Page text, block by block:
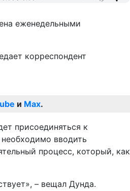
еженедельными
корреспондент
и Max.
присоединяться к
вводить
процесс, который, как
– вещал Дунда.